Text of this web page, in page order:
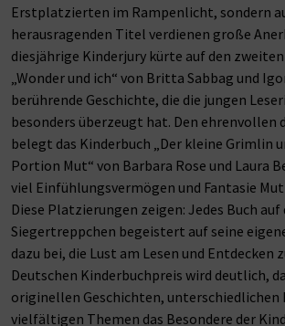
Erstplatzierten im Rampenlicht, sondern
herausragenden Titel verdienen große
diesjährige Kinderjury kürte auf den
„Wonder und ich“ von Britta Sabbag und
berührende Geschichte, die die jungen
besonders überzeugt hat. Den
belegt das Kinderbuch „Der kleine Grimlin
Portion Mut“ von Barbara Rose und Laura
viel Einfühlungsvermögen und Fantasie
Diese Platzierungen zeigen: Jedes Buch auf
Siegertreppchen begeistert auf seine
dazu bei, die Lust am Lesen und Entdecken
Deutschen Kinderbuchpreis wird deutlich,
originellen Geschichten, unterschiedlichen
vielfältigen Themen das Besondere der